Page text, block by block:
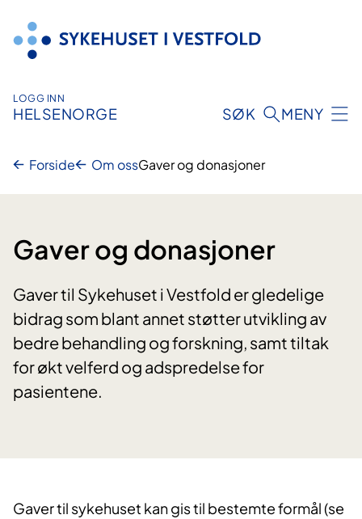
innhold
LOGG INN
HELSENORGE SØK MENY
Forside Om ossGaver og donasjoner
Gaver og donasjoner
Gaver til Sykehuset i Vestfold er gledelige
bidrag som blant annet støtter utvikling av
bedre behandling og forskning, samt tiltak
for økt velferd og adspredelse for
pasientene.
Gaver til sykehuset kan gis til bestemte formål (se